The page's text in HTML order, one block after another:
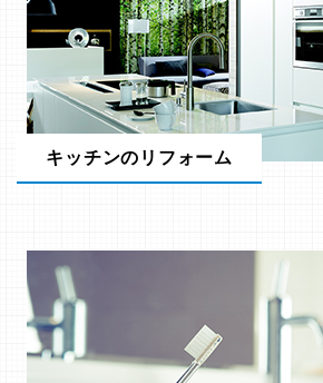
キッチンのリフォーム